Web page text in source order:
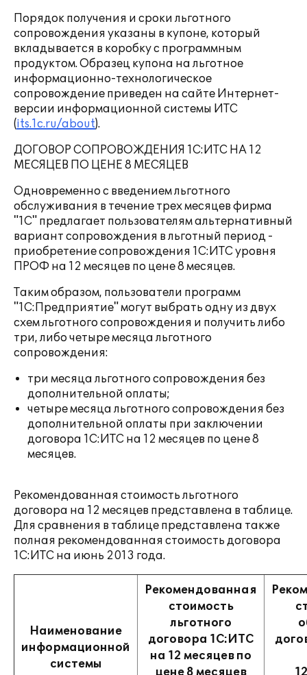
Порядок получения и сроки льготного
сопровождения указаны в купоне, который
вкладывается в коробку с программным
продуктом. Образец купона на льготное
информационно-технологическое
сопровождение приведен на сайте Интернет-
версии информационной системы ИТС
(its.1c.ru/about).
ДОГОВОР СОПРОВОЖДЕНИЯ 1С:ИТС НА 12
МЕСЯЦЕВ ПО ЦЕНЕ 8 МЕСЯЦЕВ
Одновременно с введением льготного
обслуживания в течение трех месяцев фирма
"1С" предлагает пользователям альтернативный
вариант сопровождения в льготный период -
приобретение сопровождения 1С:ИТС уровня
ПРОФ на 12 месяцев по цене 8 месяцев.
Таким образом, пользователи программ
"1С:Предприятие" могут выбрать одну из двух
схем льготного сопровождения и получить либо
три, либо четыре месяца льготного
сопровождения:
три месяца льготного сопровождения без
дополнительной оплаты;
четыре месяца льготного сопровождения без
дополнительной оплаты при заключении
договора 1С:ИТС на 12 месяцев по цене 8
месяцев.
Рекомендованная стоимость льготного
договора на 12 месяцев представлена в таблице.
Для сравнения в таблице представлена также
полная рекомендованная стоимость договора
1С:ИТС на июнь 2013 года.
Наименование
информационной
системы
Рекомендованная
стоимость
льготного
договора 1С:ИТС
на 12 месяцев по
цене 8 месяцев